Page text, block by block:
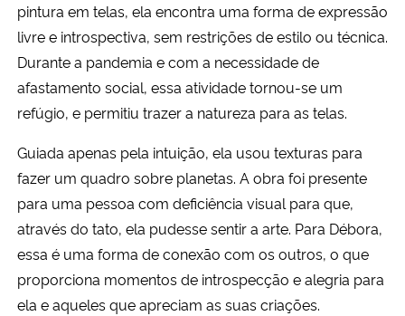
pintura em telas, ela encontra uma forma de expressão
livre e introspectiva, sem restrições de estilo ou técnica.
Durante a pandemia e com a necessidade de
afastamento social, essa atividade tornou-se um
refúgio, e permitiu trazer a natureza para as telas.
Guiada apenas pela intuição, ela usou texturas para
fazer um quadro sobre planetas. A obra foi presente
para uma pessoa com deficiência visual para que,
através do tato, ela pudesse sentir a arte. Para Débora,
essa é uma forma de conexão com os outros, o que
proporciona momentos de introspecção e alegria para
ela e aqueles que apreciam as suas criações.